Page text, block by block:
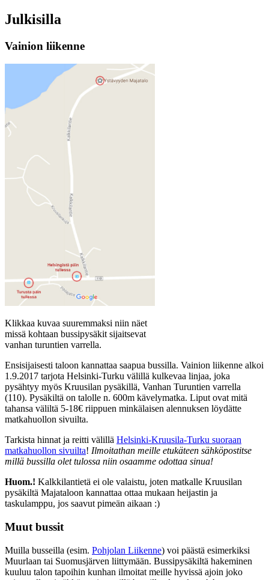
Julkisilla
Vainion liikenne
Klikkaa kuvaa suuremmaksi niin näet
missä kohtaan bussipysäkit sijaitsevat
vanhan turuntien varrella.
Ensisijaisesti taloon kannattaa saapua bussilla. Vainion liikenne alkoi
1.9.2017 tarjota Helsinki-Turku välillä kulkevaa linjaa, joka
pysähtyy myös Kruusilan pysäkillä, Vanhan Turuntien varrella
(110). Pysäkiltä on talolle n. 600m kävelymatka. Liput ovat mitä
tahansa väliltä 5-18€ riippuen minkälaisen alennuksen löydätte
matkahuollon sivuilta.
Tarkista hinnat ja reitti välillä Helsinki-Kruusila-Turku suoraan
matkahuollon sivuilta! Ilmoitathan meille etukäteen sähköpostitse
millä bussilla olet tulossa niin osaamme odottaa sinua!
Huom.! Kalkkilantietä ei ole valaistu, joten matkalle Kruusilan
pysäkiltä Majataloon kannattaa ottaa mukaan heijastin ja
taskulamppu, jos saavut pimeän aikaan :)
Muut bussit
Muilla busseilla (esim. Pohjolan Liikenne) voi päästä esimerkiksi
Muurlaan tai Suomusjärven liittymään. Bussipysäkiltä hakeminen
kuuluu talon tapoihin kunhan ilmoitat meille hyvissä ajoin joko